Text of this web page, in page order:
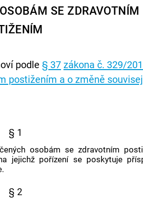
SE ZDRAVOTNÍM
podle § 37 zákona č. 329/
postižením a o změně
§ 1
osobám se zdravotním
jejichž pořízení se poskytuje
§ 2